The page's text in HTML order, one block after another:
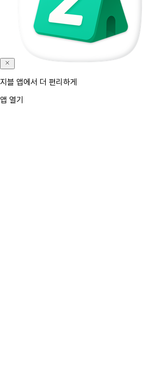
지블 앱에서 더 편리하게
앱 열기